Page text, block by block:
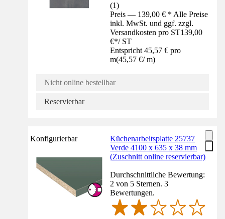
(1)
Preis — 139,00 € * Alle Preise
inkl. MwSt. und ggf. zzgl.
Versandkosten pro ST139,00
€*/ ST
Entspricht 45,57 € pro
m(45,57 €/ m)
Nicht online bestellbar
Reservierbar
Konfigurierbar
Küchenarbeitsplatte 25737
Verde 4100 x 635 x 38 mm
(Zuschnitt online reservierbar)
Durchschnittliche Bewertung:
2 von 5 Sternen. 3
Bewertungen.